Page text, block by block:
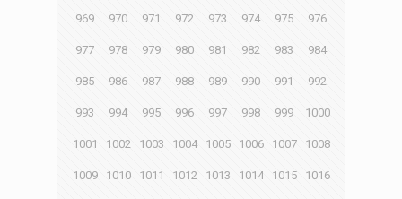
969 970 971 972 973 974 975 976
977 978 979 980 981 982 983 984
985 986 987 988 989 990 991 992
993 994 995 996 997 998 999 1000
1001 1002 1003 1004 1005 1006 1007 1008
1009 1010 1011 1012 1013 1014 1015 1016